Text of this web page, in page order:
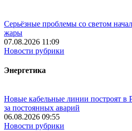
Серьёзные проблемы со светом
жары
07.08.2026 11:09
Новости рубрики
Энергетика
Новые кабельные линии построят в
за постоянных аварий
06.08.2026 09:55
Новости рубрики